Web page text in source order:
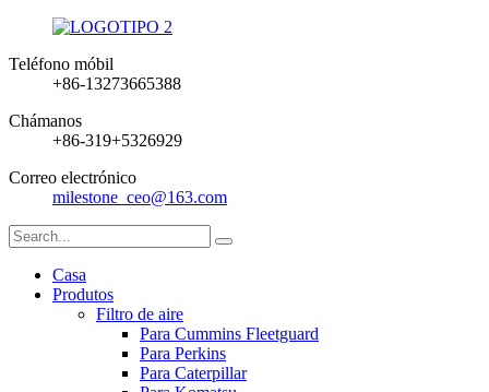
Teléfono móbil
+86-13273665388
Chámanos
+86-319+5326929
Correo electrónico
milestone_ceo@163.com
Casa
Produtos
Filtro de aire
Para Cummins Fleetguard
Para Perkins
Para Caterpillar